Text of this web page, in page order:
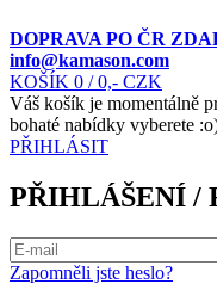
DOPRAVA PO ČR
info@kamason.com
KOŠÍK 0 / 0,- CZK
Váš košík je momentálně
bohaté nabídky vyberete
PŘIHLÁSIT
PŘIHLÁŠENÍ /
Zapomněli jste heslo?